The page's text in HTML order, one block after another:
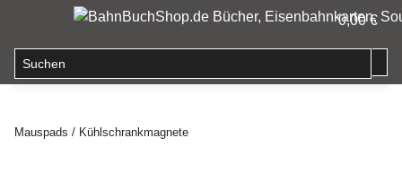
0,00 €
Mauspads / Kühlschrankmagnete